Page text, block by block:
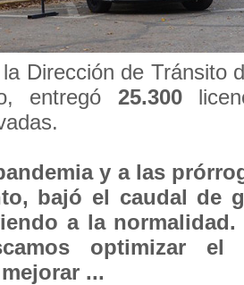
Dirección de Tránsito
entregó 25.300
y a las
bajó el caudal de
a la
optimizar
...